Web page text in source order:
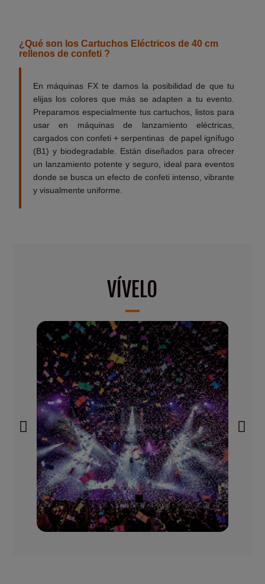
¿Qué son los Cartuchos Eléctricos de 40 cm
rellenos de confeti ?
En máquinas FX te damos la posibilidad de que tu
elijas los colores que más se adapten a tu evento.
Preparamos especialmente tus cartuchos, listos para
usar en máquinas de lanzamiento eléctricas,
cargados con confeti + serpentinas de papel ignífugo
(B1) y biodegradable. Están diseñados para ofrecer
un lanzamiento potente y seguro, ideal para eventos
donde se busca un efecto de confeti intenso, vibrante
y visualmente uniforme.
VÍVELO